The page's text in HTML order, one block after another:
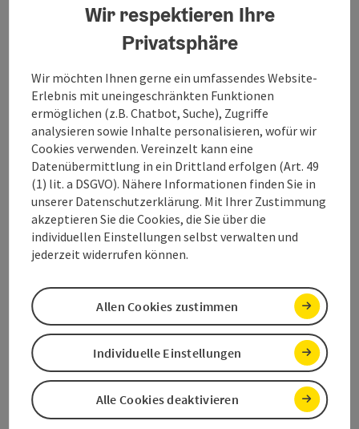
Postpartner von Grünau im Almtal.
Kontakt
Öffnungszeiten
Anreise/Lage
Barrierefreiheit
Beitrag merken Beitrag drucken
Wir respektieren Ihre
Privatsphäre
Wir möchten Ihnen gerne ein umfassendes Website-
Erlebnis mit uneingeschränkten Funktionen
ermöglichen (z.B. Chatbot, Suche), Zugriffe
analysieren sowie Inhalte personalisieren, wofür wir
Cookies verwenden. Vereinzelt kann eine
Datenübermittlung in ein Drittland erfolgen (Art. 49
(1) lit. a DSGVO). Nähere Informationen finden Sie in
unserer Datenschutzerklärung. Mit Ihrer Zustimmung
akzeptieren Sie die Cookies, die Sie über die
individuellen Einstellungen selbst verwalten und
jederzeit widerrufen können.
Alle Cookies deaktivieren
Individuelle Einstellungen
Allen Cookies zustimmen